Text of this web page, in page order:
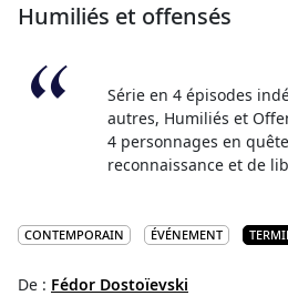
Humiliés et offensés
Série en 4 épisodes
autres, Humiliés et
4 personnages en
reconnaissance et de
CONTEMPORAIN ÉVÉNEMENT
De : Fédor Dostoïevski